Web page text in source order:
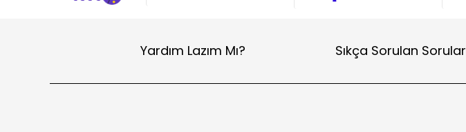
Yardım Lazım Mı? Sıkça Sorulan Sorular